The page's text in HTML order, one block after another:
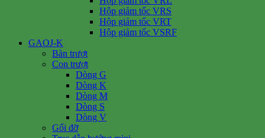
Hộp giảm tốc VRS
Hộp giảm tốc VRT
Hộp giảm tốc VSRF
GAOJ-K
Bàn trượt
Con trượt
Dòng G
Dòng K
Dòng M
Dòng S
Dòng V
Gối đỡ